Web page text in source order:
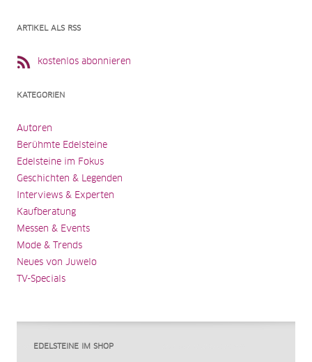
ARTIKEL ALS RSS
kostenlos abonnieren
KATEGORIEN
Autoren
Berühmte Edelsteine
Edelsteine im Fokus
Geschichten & Legenden
Interviews & Experten
Kaufberatung
Messen & Events
Mode & Trends
Neues von Juwelo
TV-Specials
EDELSTEINE IM SHOP